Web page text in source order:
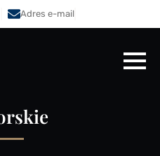
Adres e-mail